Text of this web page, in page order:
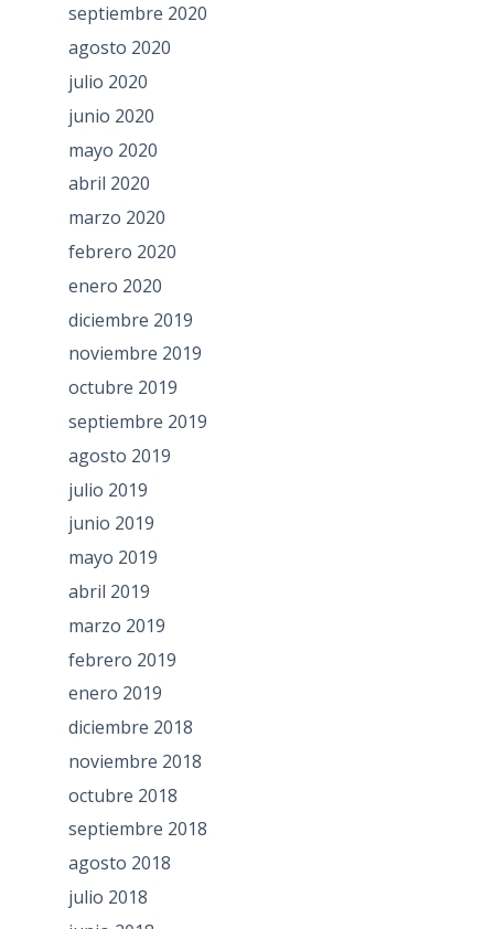
septiembre 2020
agosto 2020
julio 2020
junio 2020
mayo 2020
abril 2020
marzo 2020
febrero 2020
enero 2020
diciembre 2019
noviembre 2019
octubre 2019
septiembre 2019
agosto 2019
julio 2019
junio 2019
mayo 2019
abril 2019
marzo 2019
febrero 2019
enero 2019
diciembre 2018
noviembre 2018
octubre 2018
septiembre 2018
agosto 2018
julio 2018